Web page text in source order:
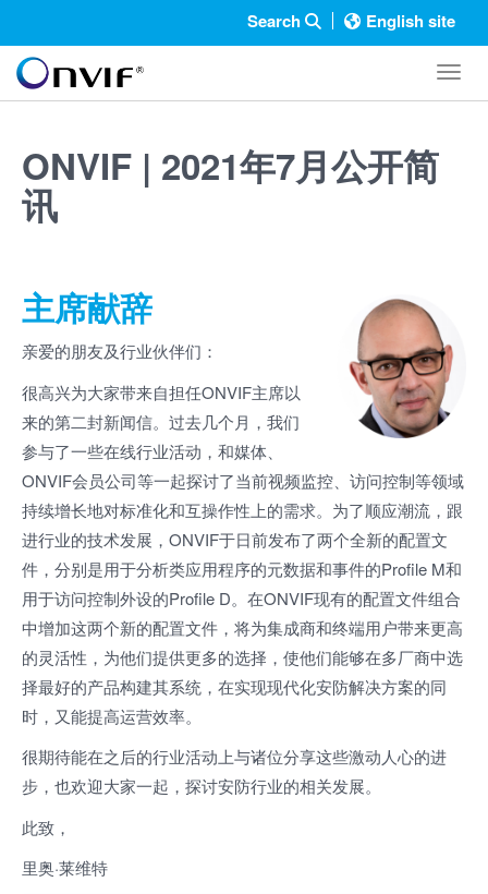
Search English site
ONVIF | 2021年7月公开简
讯
主席献辞
亲爱的朋友及行业伙伴们：
很高兴为大家带来自担任ONVIF主席以
来的第二封新闻信。过去几个月，我们
参与了一些在线行业活动，和媒体、
ONVIF会员公司等一起探讨了当前视频监控、访问控制等领域
持续增长地对标准化和互操作性上的需求。为了顺应潮流，跟
进行业的技术发展，ONVIF于日前发布了两个全新的配置文
件，分别是用于分析类应用程序的元数据和事件的Profile M和
用于访问控制外设的Profile D。在ONVIF现有的配置文件组合
中增加这两个新的配置文件，将为集成商和终端用户带来更高
的灵活性，为他们提供更多的选择，使他们能够在多厂商中选
择最好的产品构建其系统，在实现现代化安防解决方案的同
时，又能提高运营效率。
很期待能在之后的行业活动上与诸位分享这些激动人心的进
步，也欢迎大家一起，探讨安防行业的相关发展。
此致，
里奥·莱维特